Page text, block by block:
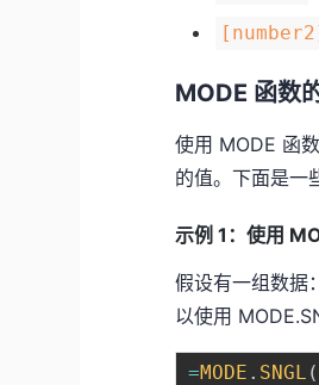
MODE 函数
使用 MODE 函
的值。下面是一
示例 1：使用
假设有一组数据
以使用
=MODE . SNGL (